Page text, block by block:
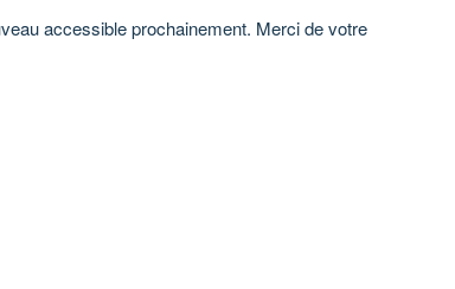
accessible prochainement. Merci de votre